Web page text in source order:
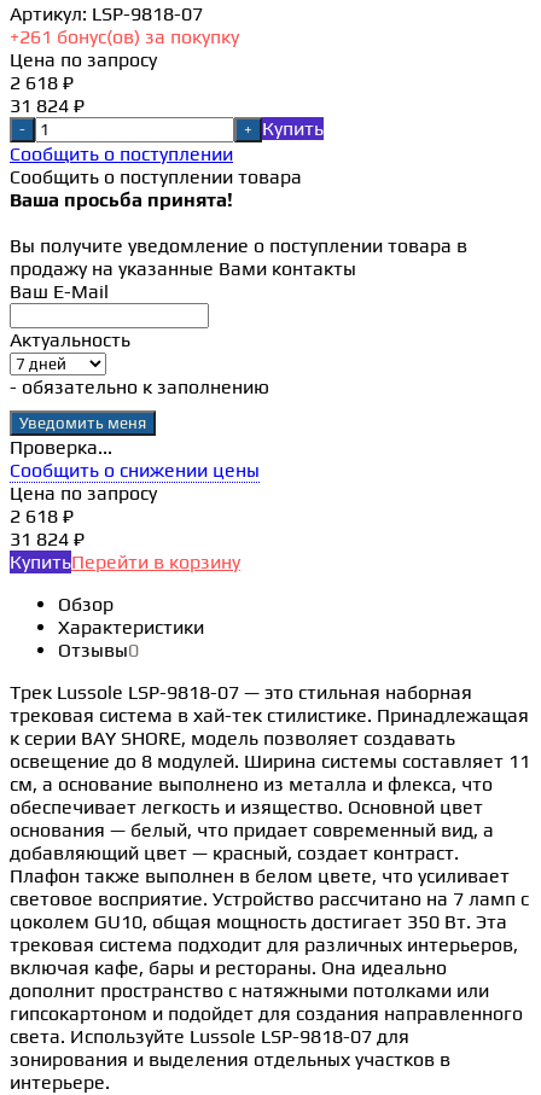
Артикул: LSP-9818-07
+261 бонус(ов) за покупку
Цена по запросу
2 618 ₽
31 824 ₽
- +
Купить
Сообщить о поступлении
Сообщить о поступлении товара
Ваша просьба принята!
Вы получите уведомление о поступлении товара в
продажу на указанные Вами контакты
Ваш E-Mail
Актуальность
- обязательно к заполнению
Проверка...
Сообщить о снижении цены
Цена по запросу
2 618 ₽
31 824 ₽
КупитьПерейти в корзину
Обзор
Характеристики
Отзывы0
Трек Lussole LSP-9818-07 — это стильная наборная
трековая система в хай-тек стилистике. Принадлежащая
к серии BAY SHORE, модель позволяет создавать
освещение до 8 модулей. Ширина системы составляет 11
см, а основание выполнено из металла и флекса, что
обеспечивает легкость и изящество. Основной цвет
основания — белый, что придает современный вид, а
добавляющий цвет — красный, создает контраст.
Плафон также выполнен в белом цвете, что усиливает
световое восприятие. Устройство рассчитано на 7 ламп с
цоколем GU10, общая мощность достигает 350 Вт. Эта
трековая система подходит для различных интерьеров,
включая кафе, бары и рестораны. Она идеально
дополнит пространство с натяжными потолками или
гипсокартоном и подойдет для создания направленного
света. Используйте Lussole LSP-9818-07 для
зонирования и выделения отдельных участков в
интерьере.